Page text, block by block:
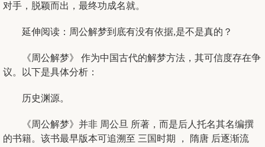
对手，脱颖而出，最终功成名就。
延伸阅读：周公解梦到底有没有依据,是不是真的？
《周公解梦》 作为中国古代的解梦方法，其可信度存在争
议。以下是具体分析：
历史渊源。
《周公解梦》并非 周公旦 所著，而是后人托名其名编撰
的书籍。该书最早版本可追溯至 三国时期 ， 隋唐 后逐渐流